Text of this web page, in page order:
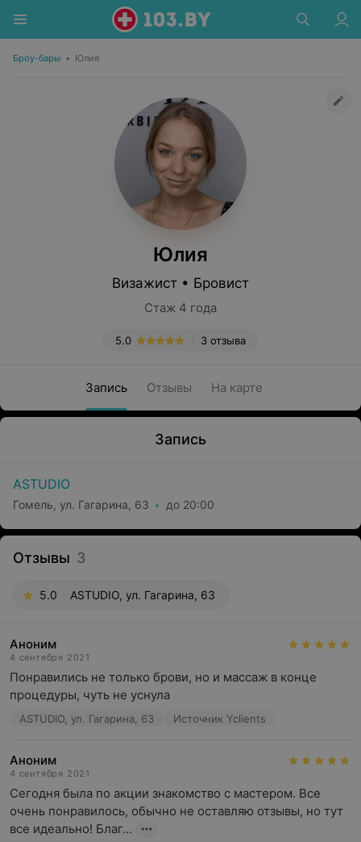
Броу-бары • Юлия
Юлия
Визажист • Бровист
Стаж 4 года
3 отзыва
5.0
Запись Отзывы На карте
Запись
ASTUDIO
Гомель, ул. Гагарина, 63 до 20:00
Отзывы 3
5.0 ASTUDIO, ул. Гагарина, 63
Аноним
4 сентября 2021
Понравились не только брови, но и массаж в конце
процедуры, чуть не уснула
ASTUDIO, ул. Гагарина, 63 Источник Yclients
Аноним
4 сентября 2021
Сегодня была по акции знакомство с мастером. Все
очень понравилось, обычно не оставляю отзывы, но тут
все идеально! Благ...